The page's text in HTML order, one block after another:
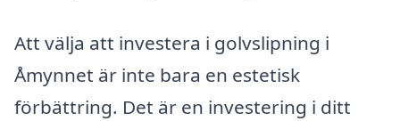
Att välja att investera i golvslipning i
Åmynnet är inte bara en estetisk
förbättring. Det är en investering i ditt